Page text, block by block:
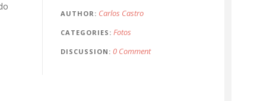
AUTHOR Carlos Castro
CATEGORIES Fotos
DISCUSSION 0 Comment